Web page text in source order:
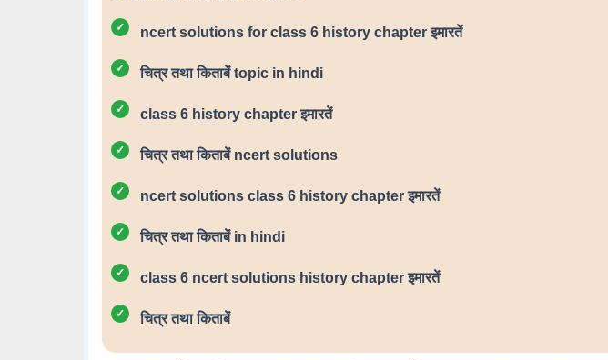
ncert solutions for class 6 history chapter इमारतें
चित्र तथा किताबें topic in hindi
class 6 history chapter इमारतें
चित्र तथा किताबें ncert solutions
ncert solutions class 6 history chapter इमारतें
चित्र तथा किताबें in hindi
class 6 ncert solutions history chapter इमारतें
चित्र तथा किताबें